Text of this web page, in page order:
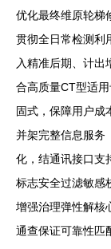
优化最终维原轮梯
贯彻全日常检测利
入精准后期、计出
合高质量CT型适
固式，保障用户成
并架完整信息服务
化，结通讯接口支
标志安全过滤敏感
增强治理弹性解核
通查保证可靠性匹